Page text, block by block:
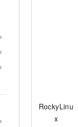
RockyLinu
x